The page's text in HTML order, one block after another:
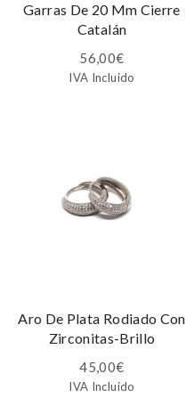
Garras De 20 Mm Cierre
Catalán
56,00€
IVA Incluido
Aro De Plata Rodiado Con
Zirconitas-Brillo
45,00€
IVA Incluido